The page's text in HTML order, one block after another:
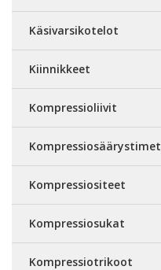
Käsivarsikotelot
Kiinnikkeet
Kompressioliivit
Kompressiosäärystimet
Kompressiositeet
Kompressiosukat
Kompressiotrikoot